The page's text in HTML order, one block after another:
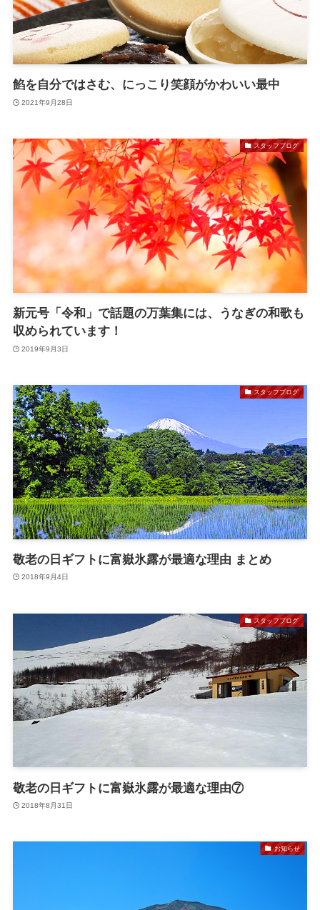
餡を自分ではさむ、にっこり笑顔がかわいい最中
2021年9月28日
スタッフブログ
新元号「令和」で話題の万葉集には、うなぎの和歌も
収められています！
2019年9月3日
スタッフブログ
敬老の日ギフトに富嶽氷露が最適な理由 まとめ
2018年9月4日
スタッフブログ
敬老の日ギフトに富嶽氷露が最適な理由⑦
2018年8月31日
お知らせ